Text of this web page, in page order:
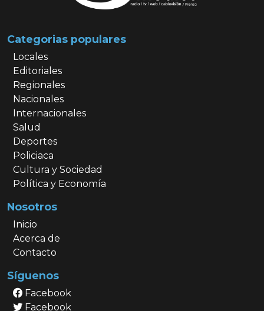
Categorias populares
Locales
Editoriales
Regionales
Nacionales
Internacionales
Salud
Deportes
Policiaca
Cultura y Sociedad
Política y Economía
Nosotros
Inicio
Acerca de
Contacto
Síguenos
Facebook
Facebook